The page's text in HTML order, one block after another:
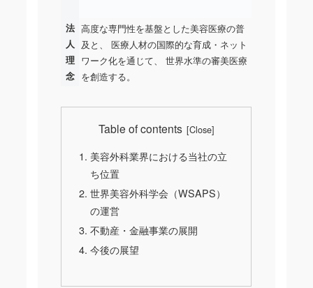
法
人
理
念
高度な専門性を基盤とした美容医療の普
及と、 医療人材の国際的な育成・ネット
ワーク化を通じて、 世界水準の審美医療
を創造する。
Table of contents
美容外科業界における当社の立
ち位置
世界美容外科学会（WSAPS）
の運営
不動産・金融事業の展開
今後の展望